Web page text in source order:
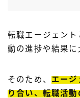
転職エージェン
動の進捗や結果に
そのため、 エージ
り合い、転職活